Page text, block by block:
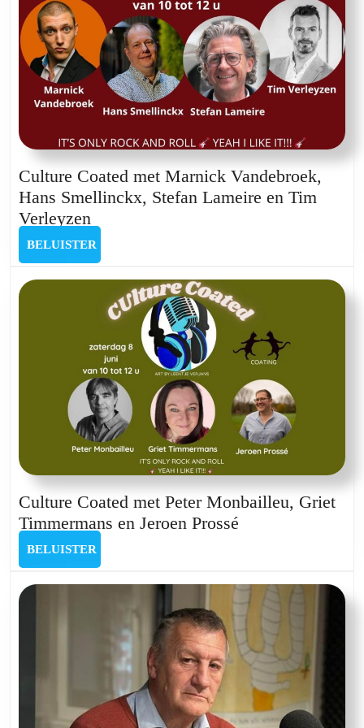
Culture Coated met Marnick Vandebroek,
Hans Smellinckx, Stefan Lameire en Tim
Verleyzen
Coated
met
Marnick
Vandebroek,
Hans
Smellinckx,
Stefan
Lameire
en
Tim
Verleyzen
BELUISTER
Culture Coated met Peter Monbailleu, Griet
Timmermans en Jeroen Prossé
Peter
Monbailleu,
Griet
Timmermans
en
Jeroen
Prossé
BELUISTER